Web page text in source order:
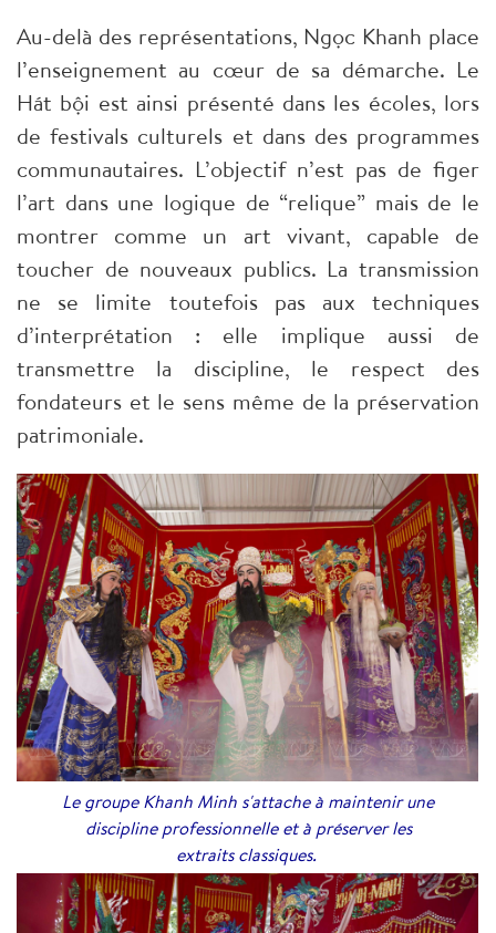
Au-delà des représentations, Ngọc Khanh place
l’enseignement au cœur de sa démarche. Le
Hát bội est ainsi présenté dans les écoles, lors
de festivals culturels et dans des programmes
communautaires. L’objectif n’est pas de figer
l’art dans une logique de “relique” mais de le
montrer comme un art vivant, capable de
toucher de nouveaux publics. La transmission
ne se limite toutefois pas aux techniques
d’interprétation : elle implique aussi de
transmettre la discipline, le respect des
fondateurs et le sens même de la préservation
patrimoniale.
Le groupe Khanh Minh s'attache à maintenir une
discipline professionnelle et à préserver les
extraits classiques.